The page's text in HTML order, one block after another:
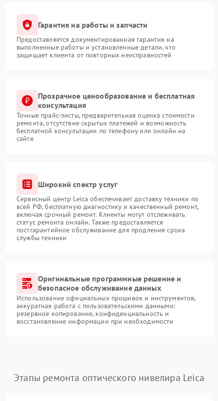
Гарантия на работы и запчасти
Предоставляется документированная гарантия на
выполненные работы и установленные детали, что
защищает клиента от повторных неисправностей
Прозрачное ценообразование и бесплатная
консультация
Точные прайс-листы, предварительная оценка стоимости
ремонта, отсутствие скрытых платежей и возможность
бесплатной консультации по телефону или онлайн на
сайте
Широкий спектр услуг
Сервисный центр Leica обеспечивает доставку техники по
всей РФ, бесплатную диагностику и качественный ремонт,
включая срочный ремонт. Клиенты могут отслеживать
статус ремонта онлайн. Также предоставляется
постгарантийное обслуживание для продления срока
службы техники
Оригинальные программные решение и
безопасное обслуживание данных
Использование официальных прошивок и инструментов,
аккуратная работа с пользовательскими данными:
резервное копирование, конфиденциальность и
восстановление информации при необходимости
Этапы ремонта оптического нивелира Leica